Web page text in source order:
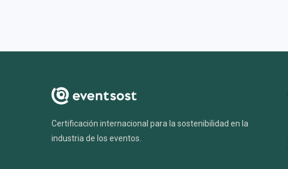
Certificación internacional para la sostenibilidad en la
industria de los eventos.